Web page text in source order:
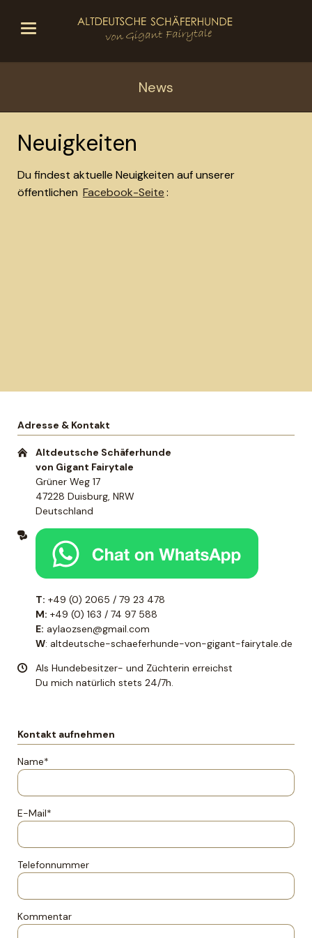
News
Neuigkeiten
Du findest aktuelle Neuigkeiten auf unserer
öffentlichen Facebook-Seite:
Adresse & Kontakt
Altdeutsche Schäferhunde
von Gigant Fairytale
Grüner Weg 17
47228 Duisburg, NRW
Deutschland
T: +49 (0) 2065 / 79 23 478
M: +49 (0) 163 / 74 97 588
E: aylaozsen@gmail.com
W: altdeutsche-schaeferhunde-von-gigant-fairytale.de
Als Hundebesitzer- und Züchterin erreichst
Du mich natürlich stets 24/7h.
Kontakt aufnehmen
Pflichtfeld
Name*
Pflichtfeld
E-Mail*
Telefonnummer
Kommentar